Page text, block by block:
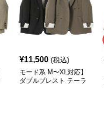
¥11,500 (税込)
モード系 M〜XL対応】
ダブルブレスト テーラ